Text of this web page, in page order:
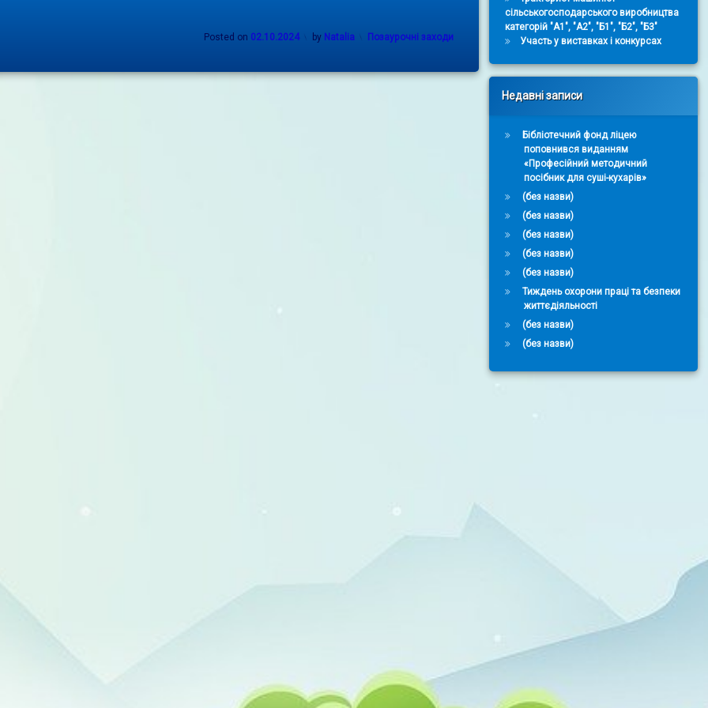
Posted on 02.10.2024 by Natalia Categories:
Позаурочні заходи
сільськогосподарського виробництва
категорій "А1", "А2", "Б1", "Б2", "Б3"
Участь у виставках і конкурсах
Недавні записи
Бібліотечний фонд ліцею
поповнився виданням
«Професійний методичний
посібник для суші-кухарів»
(без назви)
(без назви)
(без назви)
(без назви)
(без назви)
Тиждень охорони праці та безпеки
життєдіяльності
(без назви)
(без назви)